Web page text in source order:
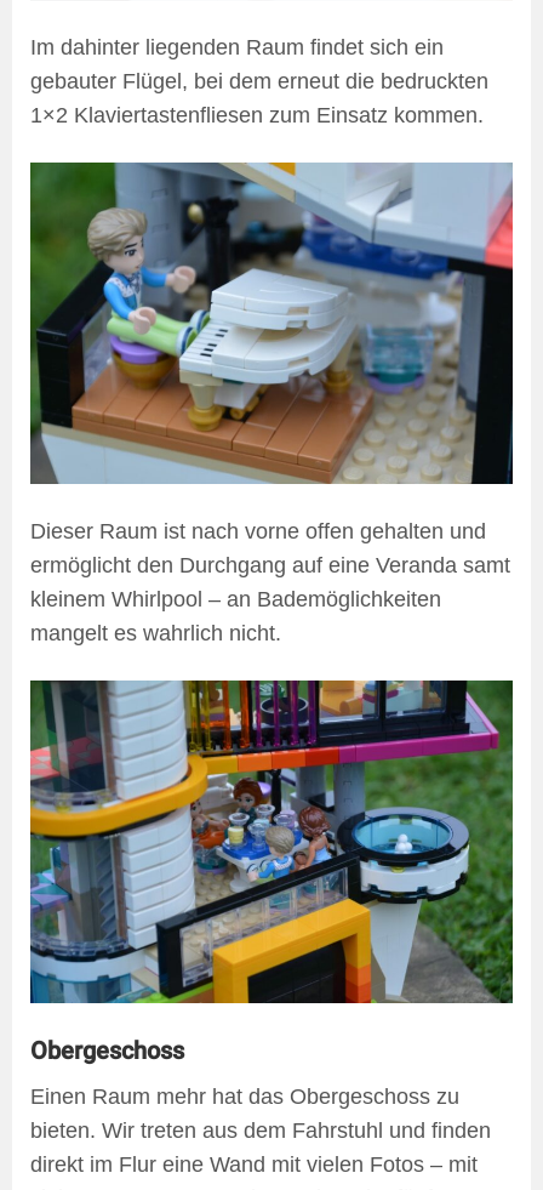
Im dahinter liegenden Raum findet sich ein
gebauter Flügel, bei dem erneut die bedruckten
1×2 Klaviertastenfliesen zum Einsatz kommen.
Dieser Raum ist nach vorne offen gehalten und
ermöglicht den Durchgang auf eine Veranda samt
kleinem Whirlpool – an Bademöglichkeiten
mangelt es wahrlich nicht.
Obergeschoss
Einen Raum mehr hat das Obergeschoss zu
bieten. Wir treten aus dem Fahrstuhl und finden
direkt im Flur eine Wand mit vielen Fotos – mit